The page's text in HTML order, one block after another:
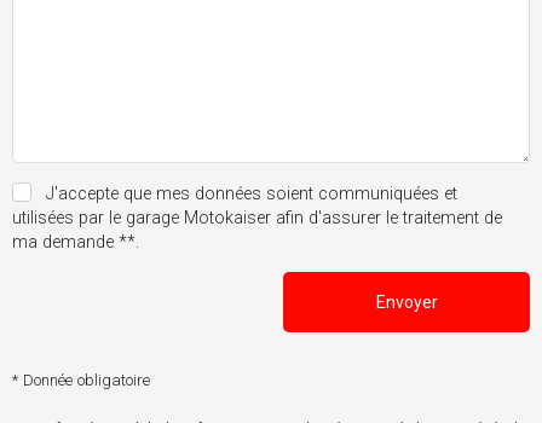
J'accepte que mes données soient communiquées et
utilisées par le garage Motokaiser afin d'assurer le traitement de
ma demande **.
Envoyer
* Donnée obligatoire